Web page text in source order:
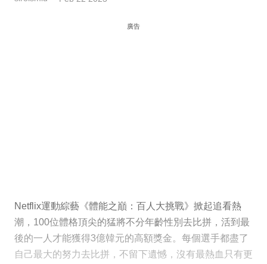
廣告
Netflix運動綜藝《體能之巔：百人大挑戰》掀起追看熱
潮，100位體格頂尖的猛將不分年齡性別去比拼，活到最
後的一人才能獲得3億韓元的高額獎金。每個選手都盡了
自己最大的努力去比拼，不留下遺憾，沒有最熱血只有更